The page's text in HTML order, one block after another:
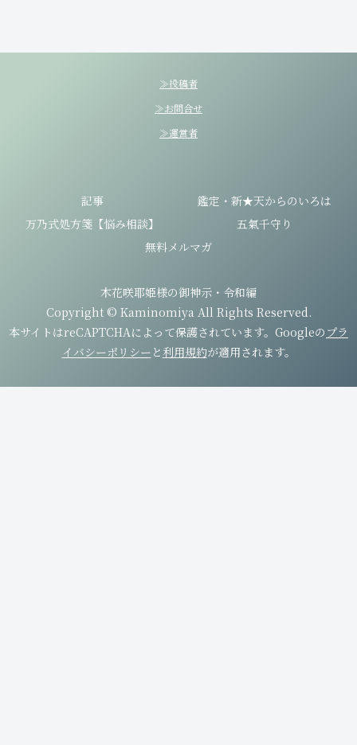
≫投稿者
≫お問合せ
≫運営者
記事
鑑定・新★天からのいろは
万乃式処方箋【悩み相談】
五氣千守り
無料メルマガ
木花咲耶姫様の御神示・令和編
Copyright © Kaminomiya All Rights Reserved.
本サイトはreCAPTCHAによって保護されています。Googleの プラ
イバシーポリシー と利用規約が適用されます。